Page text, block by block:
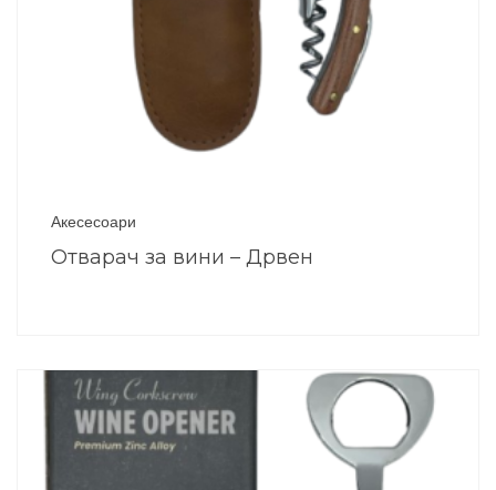
Акесесоари
Отварач за вини – Дрвен